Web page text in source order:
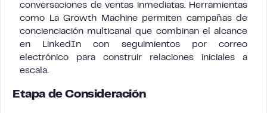
conversaciones de ventas inmediatas. Herramientas
como La Growth Machine permiten campañas de
concienciación multicanal que combinan el alcance
en LinkedIn con seguimientos por correo
electrónico para construir relaciones iniciales a
escala.
Etapa de Consideración